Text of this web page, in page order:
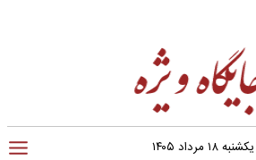
یکشنبه ۱۸ مرداد ۱۴۰۵